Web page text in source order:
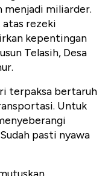
menjadi miliarder.
atas rezeki
kepentingan
Telasih, Desa
terpaksa bertaruh
Untuk
pasti nyawa